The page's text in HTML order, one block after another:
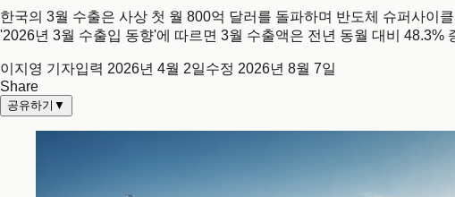
한국의 3월 수출은 사상 첫 월 800억 달러를 돌파하며 반도체 슈퍼사이
'2026년 3월 수출입 동향'에 따르면 3월 수출액은 전년 동월 대비
이지영 기자입력 2026년 4월 2일수정 2026년 8월 7일
Share
공유하기 ▼